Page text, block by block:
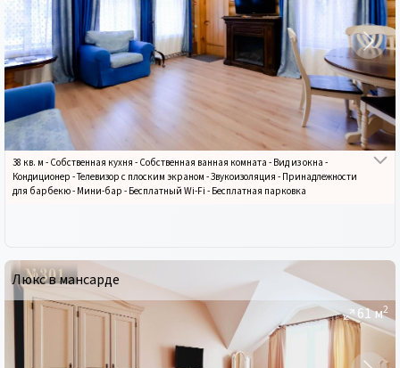
38 кв. м - Собственная кухня - Собственная ванная комната - Вид из окна -
Кондиционер -Телевизор с плоским экраном -Звукоизоляция - Принадлежности
для барбекю- Мини-бар - Бесплатный Wi-Fi - Бесплатная парковка
Люкс в мансарде
61м2